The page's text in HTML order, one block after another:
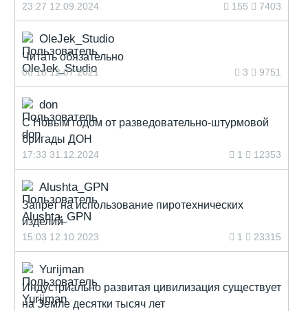
23:27 12.09.2024 155 7403
OleJek_Studio
Читать обязательно
08:18 12.07.2021 3 9751
don
С Новым годом от разведовательно-штурмовой
бригады ДОН
17:33 31.12.2024 1 12353
Alushta_GPN
Запрет на использование пиротехнических
изделий
15:03 12.10.2023 1 23315
Yurijman
Индустриально развитая цивилизация существует
на Земле десятки тысяч лет